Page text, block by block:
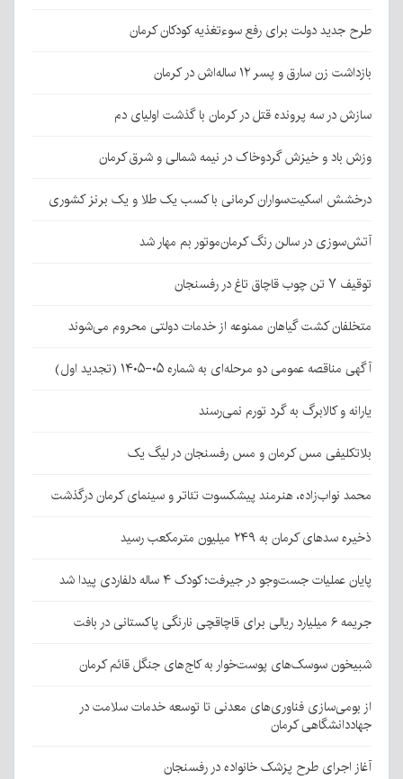
طرح جدید دولت برای رفع سوءتغذیه کودکان کرمان
بازداشت زن سارق و پسر ۱۲ ساله‌اش در کرمان
سازش در سه پرونده قتل در کرمان با گذشت اولیای دم
وزش باد و خیزش گردوخاک در نیمه شمالی و شرق کرمان
درخشش اسکیت‌سواران کرمانی با کسب یک طلا و یک برنز کشوری
آتش‌سوزی در سالن رنگ کرمان‌موتور بم مهار شد
توقیف ۷ تن چوب قاچاق تاغ در رفسنجان
متخلفان کشت گیاهان ممنوعه از خدمات دولتی محروم می‌شوند
آگهی مناقصه عمومی دو مرحله‌ای به شماره ۰۵-۱۴۰۵ (تجدید اول)
یارانه و کالابرگ به گرد تورم نمی‌رسند
بلاتکلیفی مس کرمان و مس رفسنجان در لیگ یک
محمد نواب‌زاده، هنرمند پیشکسوت تئاتر و سینمای کرمان درگذشت
ذخیره سدهای کرمان به ۲۴۹ میلیون مترمکعب رسید
پایان عملیات جست‌وجو در جیرفت؛ کودک ۴ ساله دلفاردی پیدا شد
جریمه ۶ میلیارد ریالی برای قاچاقچی نارنگی پاکستانی در بافت
شبیخون سوسک‌های پوست‌خوار به کاج‌های جنگل قائم کرمان
از بومی‌سازی فناوری‌های معدنی تا توسعه خدمات سلامت در
جهاددانشگاهی کرمان
آغاز اجرای طرح پزشک خانواده در رفسنجان